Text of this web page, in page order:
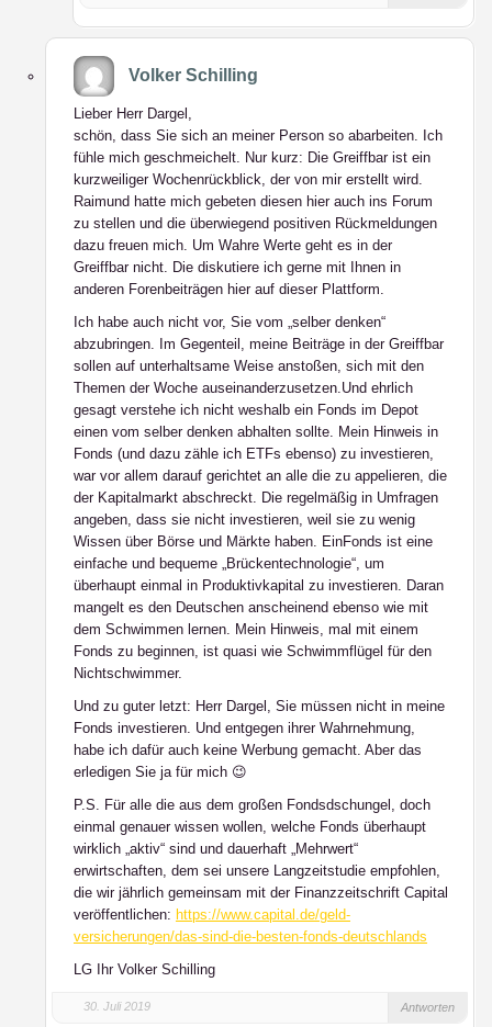
Volker Schilling
Lieber Herr Dargel,
schön, dass Sie sich an meiner Person so abarbeiten. Ich
fühle mich geschmeichelt. Nur kurz: Die Greiffbar ist ein
kurzweiliger Wochenrückblick, der von mir erstellt wird.
Raimund hatte mich gebeten diesen hier auch ins Forum
zu stellen und die überwiegend positiven Rückmeldungen
dazu freuen mich. Um Wahre Werte geht es in der
Greiffbar nicht. Die diskutiere ich gerne mit Ihnen in
anderen Forenbeiträgen hier auf dieser Plattform.
Ich habe auch nicht vor, Sie vom „selber denken“
abzubringen. Im Gegenteil, meine Beiträge in der Greiffbar
sollen auf unterhaltsame Weise anstoßen, sich mit den
Themen der Woche auseinanderzusetzen.Und ehrlich
gesagt verstehe ich nicht weshalb ein Fonds im Depot
einen vom selber denken abhalten sollte. Mein Hinweis in
Fonds (und dazu zähle ich ETFs ebenso) zu investieren,
war vor allem darauf gerichtet an alle die zu appelieren, die
der Kapitalmarkt abschreckt. Die regelmäßig in Umfragen
angeben, dass sie nicht investieren, weil sie zu wenig
Wissen über Börse und Märkte haben. EinFonds ist eine
einfache und bequeme „Brückentechnologie“, um
überhaupt einmal in Produktivkapital zu investieren. Daran
mangelt es den Deutschen anscheinend ebenso wie mit
dem Schwimmen lernen. Mein Hinweis, mal mit einem
Fonds zu beginnen, ist quasi wie Schwimmflügel für den
Nichtschwimmer.
Und zu guter letzt: Herr Dargel, Sie müssen nicht in meine
Fonds investieren. Und entgegen ihrer Wahrnehmung,
habe ich dafür auch keine Werbung gemacht. Aber das
erledigen Sie ja für mich 😉
P.S. Für alle die aus dem großen Fondsdschungel, doch
einmal genauer wissen wollen, welche Fonds überhaupt
wirklich „aktiv“ sind und dauerhaft „Mehrwert“
erwirtschaften, dem sei unsere Langzeitstudie empfohlen,
die wir jährlich gemeinsam mit der Finanzzeitschrift Capital
veröffentlichen: https://www.capital.de/geld-
versicherungen/das-sind-die-besten-fonds-deutschlands
LG Ihr Volker Schilling
30. Juli 2019 Antworten